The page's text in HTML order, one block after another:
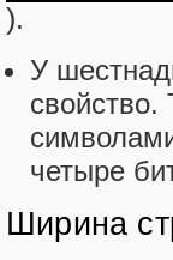
).
У
свойство.
четыре
Ширина